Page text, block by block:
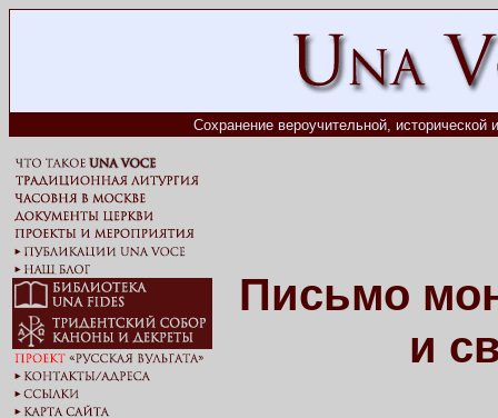
Сохранение вероучительной, исторической
Письмо
и